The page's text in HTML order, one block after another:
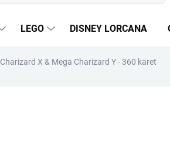
LEGO DISNEY LORCANA
X & Mega Charizard Y - 360 karet